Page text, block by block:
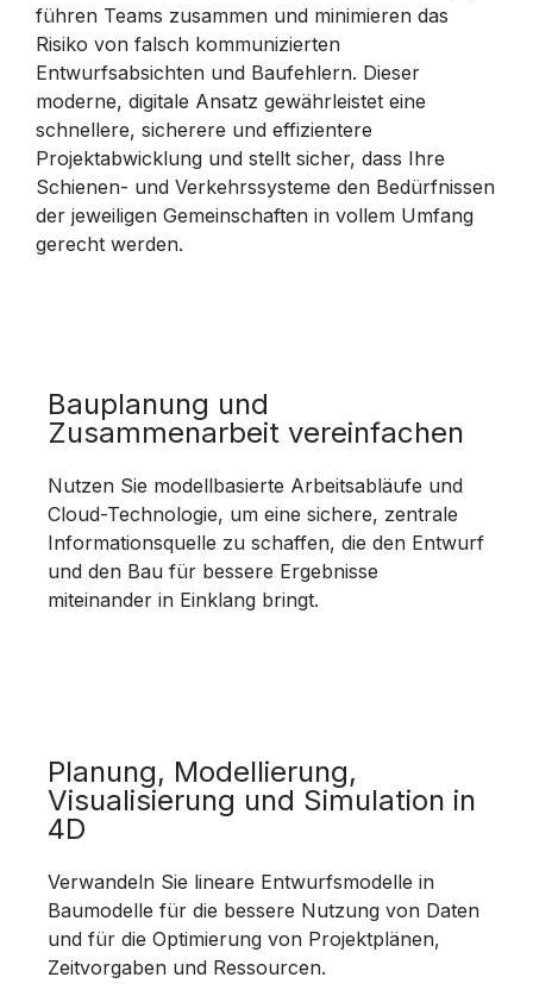
führen Teams zusammen und minimieren das
Risiko von falsch kommunizierten
Entwurfsabsichten und Baufehlern. Dieser
moderne, digitale Ansatz gewährleistet eine
schnellere, sicherere und effizientere
Projektabwicklung und stellt sicher, dass Ihre
Schienen- und Verkehrssysteme den Bedürfnissen
der jeweiligen Gemeinschaften in vollem Umfang
gerecht werden.
Bauplanung und
Zusammenarbeit vereinfachen
Nutzen Sie modellbasierte Arbeitsabläufe und
Cloud-Technologie, um eine sichere, zentrale
Informationsquelle zu schaffen, die den Entwurf
und den Bau für bessere Ergebnisse
miteinander in Einklang bringt.
Planung, Modellierung,
Visualisierung und Simulation in
4D
Verwandeln Sie lineare Entwurfsmodelle in
Baumodelle für die bessere Nutzung von Daten
und für die Optimierung von Projektplänen,
Zeitvorgaben und Ressourcen.